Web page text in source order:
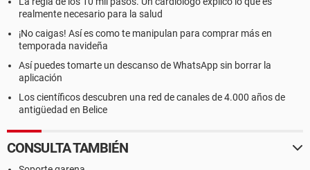
realmente necesario para la salud
¡No caigas! Así es como te manipulan para comprar más en
temporada navideña
Así puedes tomarte un descanso de WhatsApp sin borrar la
aplicación
Los científicos descubren una red de canales de 4.000 años de
antigüedad en Belice
CONSULTA TAMBIÉN